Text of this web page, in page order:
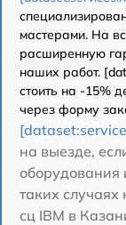
мастерами. На
расширенную
наших работ.
стоить на -15%
через форму
на выезде,
оборудования
таких
сц IBM в